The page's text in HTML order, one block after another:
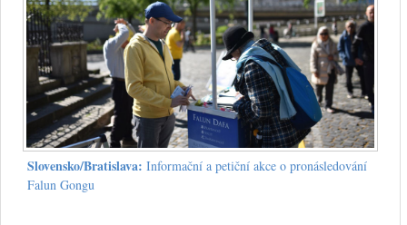
Slovensko/Bratislava: Informační a petiční akce o pronásledování
Falun Gongu